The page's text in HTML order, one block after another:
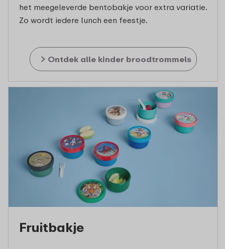
het meegeleverde bentobakje voor extra variatie.
Zo wordt iedere lunch een feestje.
Ontdek alle kinder broodtrommels
Fruitbakje